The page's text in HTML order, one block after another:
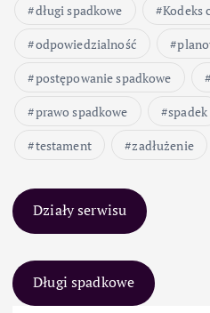
długi spadkowe
Kodeks
odpowiedzialność
postępowanie spadkowe
prawo spadkowe
spadek
testament
zadłużenie
Działy serwisu
Długi spadkowe